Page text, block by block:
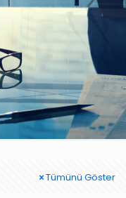
Tümünü Göster